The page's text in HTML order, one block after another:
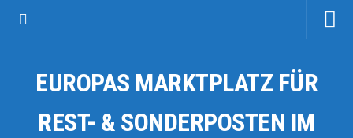
Kategorien
Auto & Motorrad
EUROPAS MARKTPLATZ FÜR
REST- & SONDERPOSTEN IM